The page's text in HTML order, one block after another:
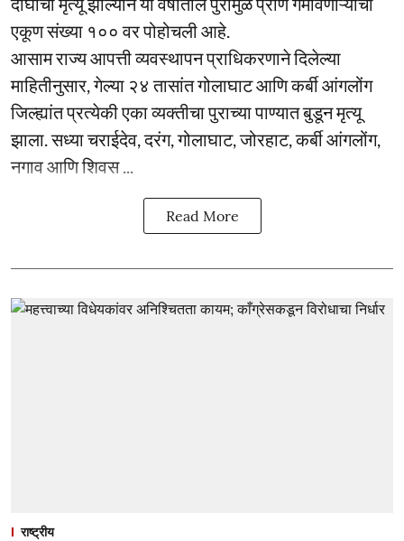
एकूण संख्या १०० वर पोहोचली आहे.
आसाम राज्य आपत्ती व्यवस्थापन प्राधिकरणाने दिलेल्या
माहितीनुसार, गेल्या २४ तासांत गोलाघाट आणि कर्बी आंगलोंग
जिल्ह्यांत प्रत्येकी एका व्यक्तीचा पुराच्या पाण्यात बुडून मृत्यू
झाला. सध्या चराईदेव, दरंग, गोलाघाट, जोरहाट, कर्बी आंगलोंग,
नगाव आणि शिवस ...
Read More
राष्ट्रीय